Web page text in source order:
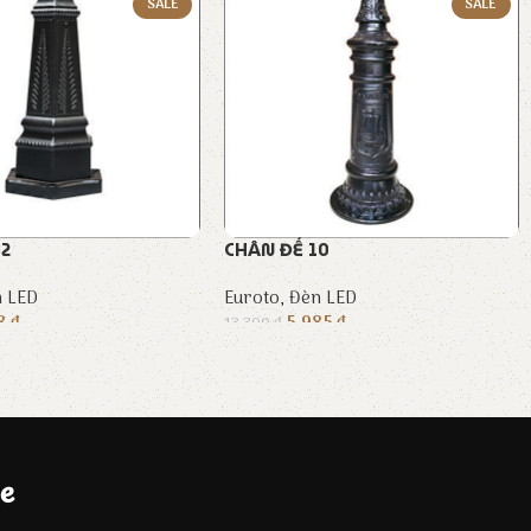
₫
CHÂN ĐẾ 10
Euroto,Đèn LED
13.300₫ 5.985₫